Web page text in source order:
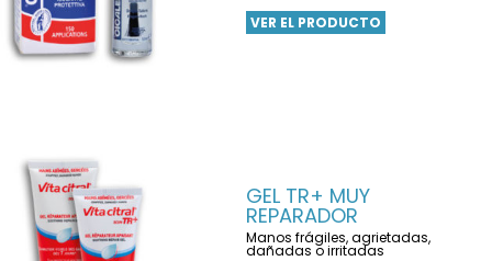
VER EL PRODUCTO
GEL TR+ MUY
REPARADOR
Manos frágiles, agrietadas,
dañadas o irritadas